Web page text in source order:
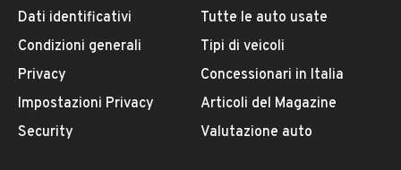
DESCRIZIONE
LANCIA Ypsilon 0.9 TwinAir 85 CV 5 porte Metano
Dati identificativi
Condizioni generali
Privacy
Impostazioni Privacy
Security
Tutte le auto usate
Tipi di veicoli
Concessionari in Italia
Articoli del Magazine
Valutazione auto